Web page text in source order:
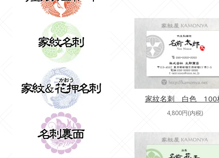
家紋名刺 白色 100
4,800円(内税)